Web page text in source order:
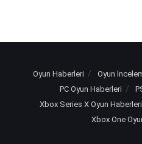
Oyun Haberleri Oyun
PC Oyun Haberleri
Xbox Series X Oyun Haberleri
Xbox One